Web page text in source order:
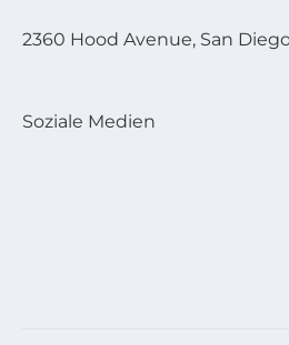
2360 Hood Avenue, San
Soziale Medien